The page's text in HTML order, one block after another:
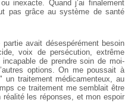
inexacte. Quand j’ai finalement
pas grâce au système de santé
avait désespérément besoin
voix de persécution, extrême
de prendre soin de moi-
options. On me poussait à
un traitement médicamenteux, au
ce traitement me semblait être
réalité les réponses, et mon espoir